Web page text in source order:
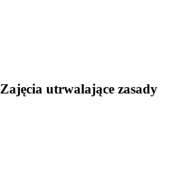
utrwalające zasady